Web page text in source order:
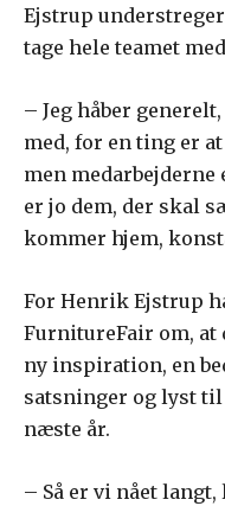
Ejstrup
tage hele teamet
– Jeg håber
med, for en ting er
men
er jo dem, der skal
kommer hjem,
For Henrik Ejstrup
FurnitureFair om, at
ny inspiration, en
satsninger og lyst
næste år.
– Så er vi nået